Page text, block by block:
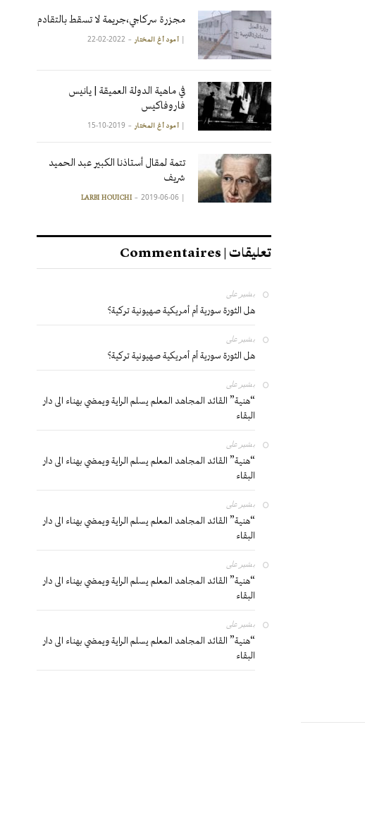
مجزرة سركاجي،جريمة لا تسقط بالتقادم
| آمود أغ المختار 2022-02-22
في ماهية الدولة العميقة | يانيس
فاروفاكيس
| آمود أغ المختار 2019-10-15
تتمة لمقال أستاذنا الكبير عبد الحميد
شريف
|
LARBI HOUICHI 2019-06-06
تعليقات | Commentaires
بشير على
هل الثورة سورية أم أمريكية صهيونية تركية؟
بشير على
هل الثورة سورية أم أمريكية صهيونية تركية؟
بشير على
“هنية” القائد المجاهد المعلم يسلم الراية ويمضي بهناء الى دار
البقاء
بشير على
“هنية” القائد المجاهد المعلم يسلم الراية ويمضي بهناء الى دار
البقاء
بشير على
“هنية” القائد المجاهد المعلم يسلم الراية ويمضي بهناء الى دار
البقاء
بشير على
“هنية” القائد المجاهد المعلم يسلم الراية ويمضي بهناء الى دار
البقاء
بشير على
“هنية” القائد المجاهد المعلم يسلم الراية ويمضي بهناء الى دار
البقاء